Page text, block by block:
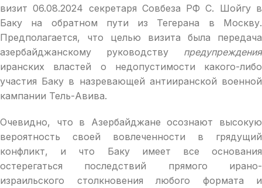
визит 06.08.2024 секретаря Совбеза РФ С. Шойгу в
Баку на обратном пути из Тегерана в Москву.
Предполагается, что целью визита была передача
азербайджанскому руководству предупреждения
иранских властей о недопустимости какого-либо
участия Баку в назревающей антииранской военной
кампании Тель-Авива.
Очевидно, что в Азербайджане осознают высокую
вероятность своей вовлеченности в грядущий
конфликт, и что Баку имеет все основания
остерегаться последствий прямого ирано-
израильского столкновения любого формата и